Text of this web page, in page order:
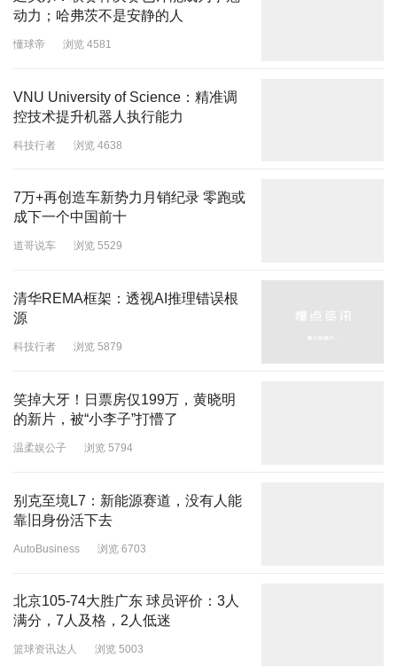
动力；哈弗茨不是安静的人
懂球帝 浏览 4581
VNU University of Science：精准调
控技术提升机器人执行能力
科技行者 浏览 4638
7万+再创造车新势力月销纪录 零跑或
成下一个中国前十
道哥说车 浏览 5529
清华REMA框架：透视AI推理错误根
源
科技行者 浏览 5879
笑掉大牙！日票房仅199万，黄晓明
的新片，被“小李子”打懵了
温柔娱公子 浏览 5794
别克至境L7：新能源赛道，没有人能
靠旧身份活下去
AutoBusiness 浏览 6703
北京105-74大胜广东 球员评价：3人
满分，7人及格，2人低迷
篮球资讯达人 浏览 5003